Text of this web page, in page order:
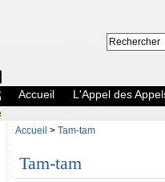
Accueil L'Appel des
Accueil > Tam-tam
Tam-tam